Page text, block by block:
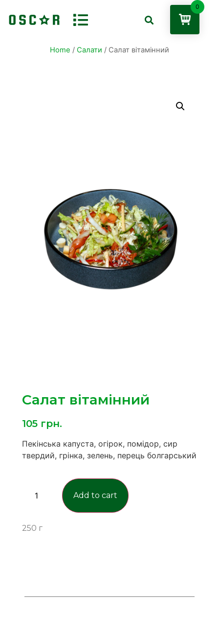
Home / Салати / Салат вітамінний
Салат вітамінний
105 грн.
Пекінська капуста, огірок, помідор, сир
твердий, грінка, зелень, перець болгарський
Add to cart
250 г
0